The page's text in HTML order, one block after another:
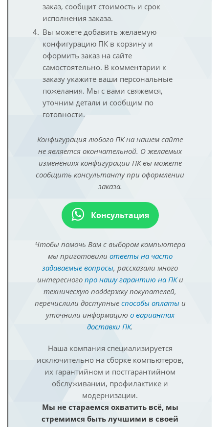
заказ, сообщит стоимость и срок
исполнения заказа.
Вы можете добавить желаемую
конфигурацию ПК в корзину и
оформить заказ на сайте
самостоятельно. В комментарии к
заказу укажите ваши персональные
пожелания. Мы с вами свяжемся,
уточним детали и сообщим по
готовности.
Конфигурация любого ПК на нашем сайте
не является окончательной. О желаемых
изменениях конфигурации ПК вы можете
сообщить консультанту при оформлении
заказа.
Консультация
Чтобы помочь Вам с выбором компьютера
мы приготовили ответы на часто
задаваемые вопросы, рассказали много
интересного про нашу гарантию на ПКи
техническую поддержку покупателей,
перечислили доступные способы оплатыи
уточнили информацию о вариантах
доставки ПК.
Наша компания специализируется
исключительно на сборке компьютеров,
их гарантийном и постгарантийном
обслуживании, профилактике и
модернизации.
Мы не стараемся охватить всё, мы
стремимся быть лучшими в своей